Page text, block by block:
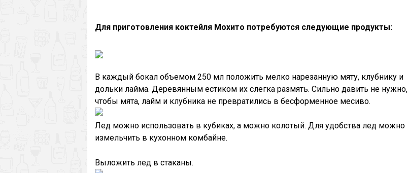
Для приготовления коктейля Мохито потребуются следующие продукты:
В каждый бокал объемом 250 мл положить мелко нарезанную мяту, клубнику и
дольки лайма. Деревянным естиком их слегка размять. Сильно давить не нужно,
чтобы мята, лайм и клубника не превратились в бесформенное месиво.
Лед можно использовать в кубиках, а можно колотый. Для удобства лед можно
измельчить в кухонном комбайне.
Выложить лед в стаканы.